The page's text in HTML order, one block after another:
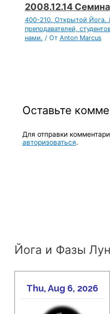
2008.12.14
400-210. Открытой Йога.
преподавателей,
нами. / От Anton Marcus
Оставьте
Для отправки
авторизоваться.
Йога и Фазы